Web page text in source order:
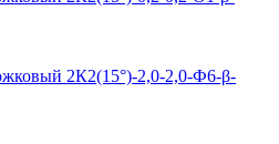
2К2(15°)-2,0-2,0-Ф6-β-